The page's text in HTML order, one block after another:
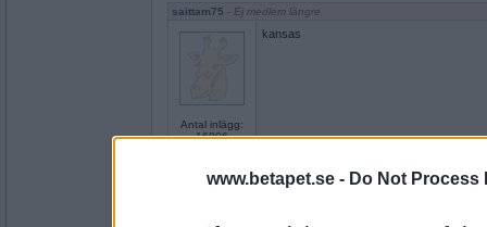
www.betapet.se - Do Not Process
saittam75 - Ej medlem längre
Antal inlägg:
16806
kansas
MissJohanna